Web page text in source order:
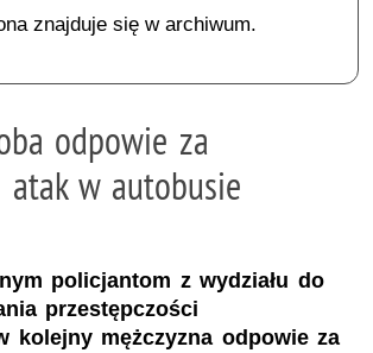
znajduje się w archiwum.
odpowie za
atak w autobusie
policjantom z wydziału do
przestępczości
kolejny mężczyzna odpowie za